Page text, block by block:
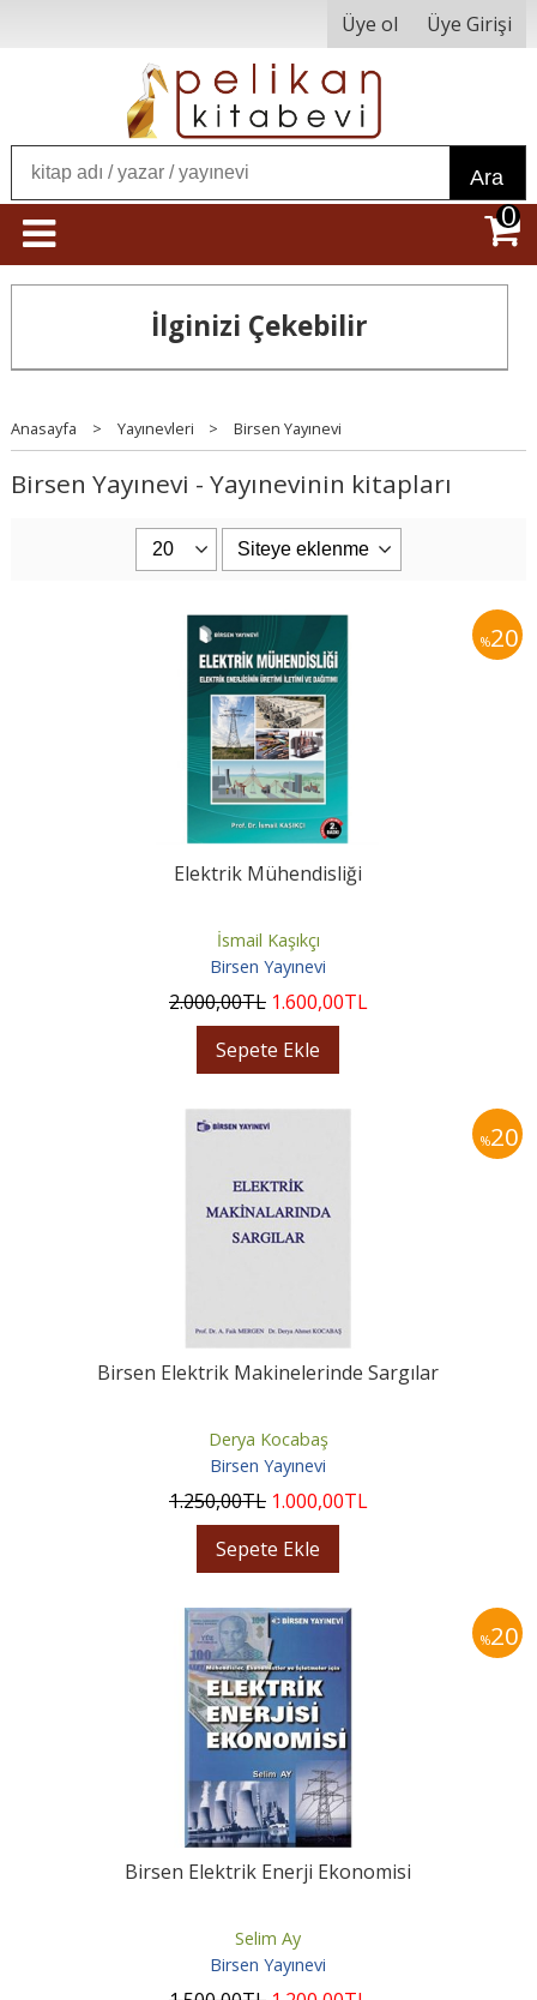
Üye ol Üye Girişi
Ara
0
İlginizi Çekebilir
Anasayfa > Yayınevleri > Birsen Yayınevi
Birsen Yayınevi - Yayınevinin kitapları
%20
Elektrik Mühendisliği
İsmail Kaşıkçı
Birsen Yayınevi
2.000,00TL 1.600,00TL
Sepete Ekle
%20
Birsen Elektrik Makinelerinde Sargılar
Derya Kocabaş
Birsen Yayınevi
1.250,00TL 1.000,00TL
Sepete Ekle
%20
Birsen Elektrik Enerji Ekonomisi
Selim Ay
Birsen Yayınevi